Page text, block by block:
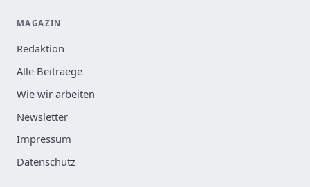
MAGAZIN
Redaktion
Alle Beitraege
Wie wir arbeiten
Newsletter
Impressum
Datenschutz